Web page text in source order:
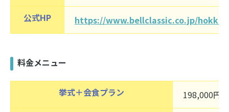
公式HP
https://www.bellclassic.co.jp/
料金メニュー
挙式＋会食プラン
198,000円